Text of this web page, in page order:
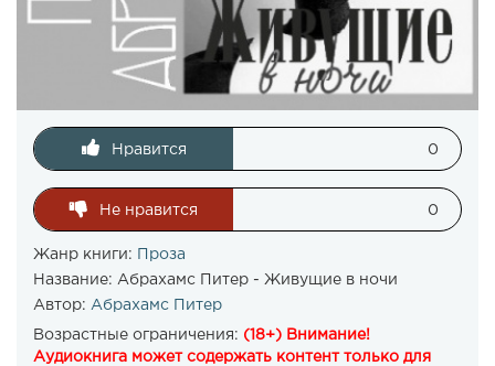
Нравится 0
Не нравится 0
Жанр книги:
Проза
Название: Абрахамс Питер - Живущие в ночи
Автор: Абрахамс Питер
Возрастные ограничения: (18+) Внимание!
Аудиокнига может содержать контент только для